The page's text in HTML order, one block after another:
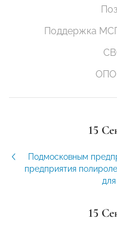
Поддержка
15
Подмосковным
предприятия
15